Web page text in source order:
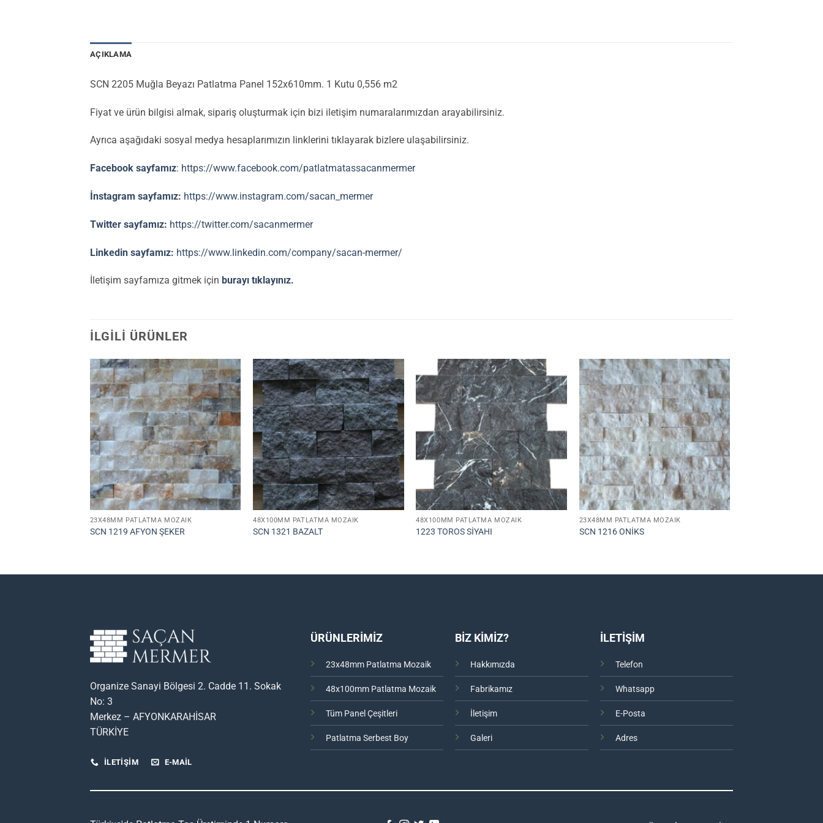
AÇIKLAMA
SCN 2205 Muğla Beyazı Patlatma Panel 152x610mm. 1 Kutu 0,556 m2
Fiyat ve ürün bilgisi almak, sipariş oluşturmak için bizi iletişim numaralarımızdan arayabilirsiniz.
Ayrıca aşağıdaki sosyal medya hesaplarımızın linklerini tıklayarak bizlere ulaşabilirsiniz.
Facebook sayfamız: https://www.facebook.com/patlatmatassacanmermer
İnstagram sayfamız: https://www.instagram.com/sacan_mermer
Twitter sayfamız: https://twitter.com/sacanmermer
Linkedin sayfamız: https://www.linkedin.com/company/sacan-mermer/
İletişim sayfamıza gitmek için burayı tıklayınız.
İLGILI ÜRÜNLER
23X48MM PATLATMA MOZAIK
SCN 1219 AFYON ŞEKER
48X100MM PATLATMA MOZAIK
SCN 1321 BAZALT
48X100MM PATLATMA MOZAIK
1223 TOROS SİYAHI
23X48MM PATLATMA MOZAIK
SCN 1216 ONİKS
Organize Sanayi Bölgesi 2. Cadde 11. Sokak
No: 3
Merkez – AFYONKARAHİSAR
TÜRKİYE
İLETİŞİM E-MAIL
ÜRÜNLERİMİZ
23x48mm Patlatma Mozaik
48x100mm Patlatma Mozaik
Tüm Panel Çeşitleri
Patlatma Serbest Boy
BİZ KİMİZ?
Hakkımızda
Fabrikamız
İletişim
Galeri
İLETİŞİM
Telefon
Whatsapp
E-Posta
Adres